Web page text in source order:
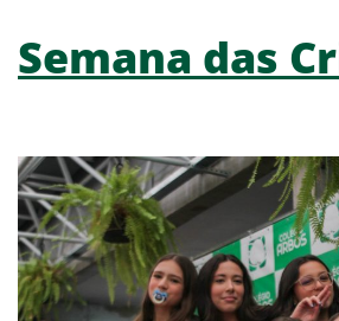
Semana das